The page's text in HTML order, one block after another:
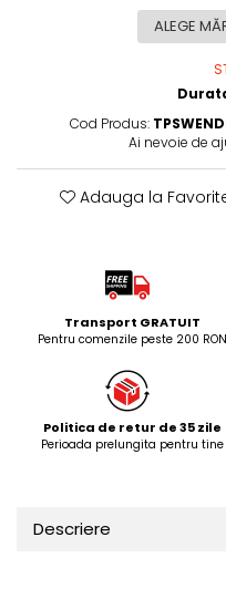
Cod Produs:
Ai nevoie de
Adauga la
Transport GRATUIT
Pentru comenzile peste 200 RON
Politica de retur de 35 zile
Perioada prelungita pentru tine
Descriere